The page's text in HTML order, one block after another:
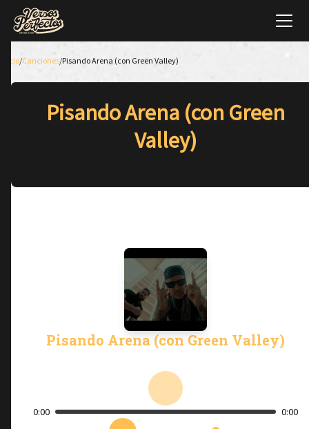
Inicio/Canciones/Pisando Arena (con Green Valley)
Pisando Arena (con Green
Valley)
Pisando Arena (con Green Valley)
0:00 0:00